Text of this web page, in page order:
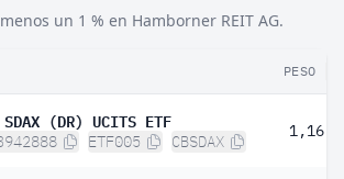
un 1 % en Hamborner REIT AG.
PESO
(DR) UCITS ETF
ETF005 CBSDAX
1,16 %